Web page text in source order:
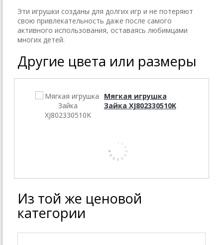
Эти игрушки созданы для долгих игр и не потеряют
свою привлекательность даже после самого
активного использования, оставаясь любимцами
многих детей.
Другие цвета или размеры
Мягкая игрушка
Зайка XJ802330510K
Из той же ценовой
категории